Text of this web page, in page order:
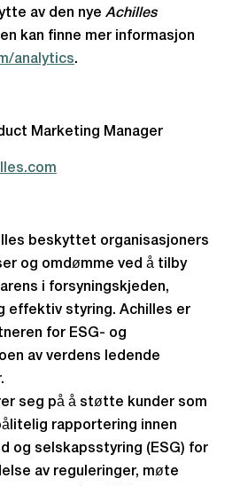
av den nye Achilles
kan finne mer informasjon
analytics.
Marketing Manager
beskyttet organisasjoners
og omdømme ved å tilby
i forsyningskjeden,
effektiv styring. Achilles er
for ESG- og
av verdens ledende
seg på å støtte kunder som
rapportering innen
og selskapsstyring (ESG) for
av reguleringer, møte